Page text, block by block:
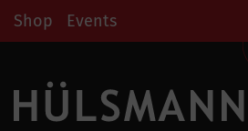
Shop Events